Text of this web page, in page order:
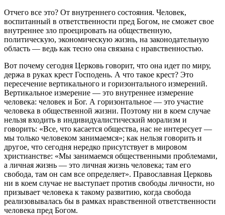
Отчего все это? От внутреннего состояния. Человек,
воспитанный в ответственности пред Богом, не сможет свое
внутреннее зло проецировать на общественную,
политическую, экономическую жизнь, на законодательную
область — ведь как тесно она связана с нравственностью.
Вот почему сегодня Церковь говорит, что она идет по миру,
держа в руках крест Господень. А что такое крест? Это
пересечение вертикального и горизонтального измерений.
Вертикальное измерение — это внутреннее измерение
человека: человек и Бог. А горизонтальное — это участие
человека в общественной жизни. Поэтому ни в коем случае
нельзя входить в индивидуалистический морализм и
говорить: «Все, что касается общества, нас не интересует —
мы только человеком занимаемся»; как нельзя говорить и
другое, что сегодня нередко присутствует в мировом
христианстве: «Мы занимаемся общественными проблемами,
а личная жизнь — это личная жизнь человека; там его
свобода, там он сам все определяет». Православная Церковь
ни в коем случае не выступает против свободы личности, но
призывает человека к такому развитию, когда свобода
реализовывалась бы в рамках нравственной ответственности
человека пред Богом.